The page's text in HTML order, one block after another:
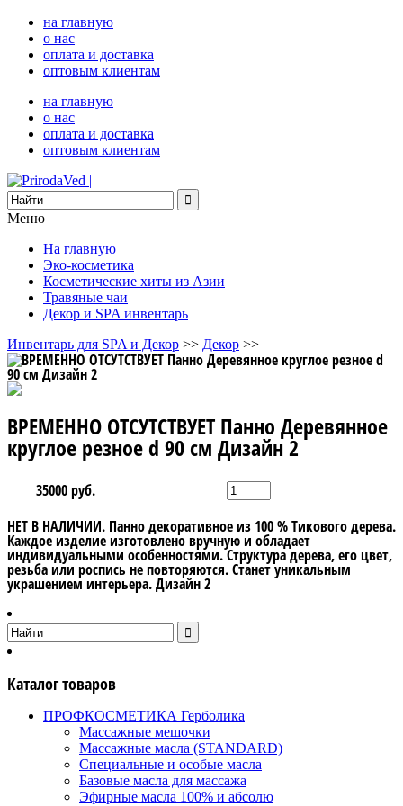
на главную
о нас
оплата и доставка
оптовым клиентам
на главную
о нас
оплата и доставка
оптовым клиентам
Меню
На главную
Эко-косметика
Косметические хиты из Азии
Травяные чаи
Декор и SPA инвентарь
Инвентарь для SPA и Декор >> Декор >>
ВРЕМЕННО ОТСУТСТВУЕТ Панно Деревянное
круглое резное d 90 см Дизайн 2
35000 руб.
НЕТ В НАЛИЧИИ. Панно декоративное из 100 % Тикового дерева.
Каждое изделие изготовлено вручную и обладает
индивидуальными особенностями. Структура дерева, его цвет,
резьба или роспись не повторяются. Станет уникальным
украшением интерьера. Дизайн 2
Каталог товаров
ПРОФКОСМЕТИКА Герболика
Массажные мешочки
Массажные масла (STANDARD)
Специальные и особые масла
Базовые масла для массажа
Эфирные масла 100% и абсолю